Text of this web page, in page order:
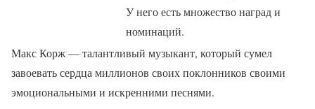
У него есть множество наград и
номинаций.
Макс Корж — талантливый музыкант, который сумел
завоевать сердца миллионов своих поклонников своими
эмоциональными и искренними песнями.